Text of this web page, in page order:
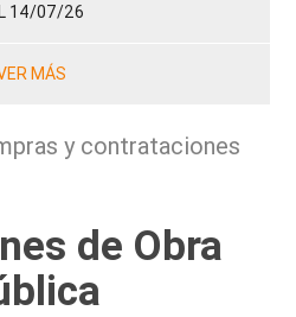
14/07/26
MÁS
y contrataciones
de Obra